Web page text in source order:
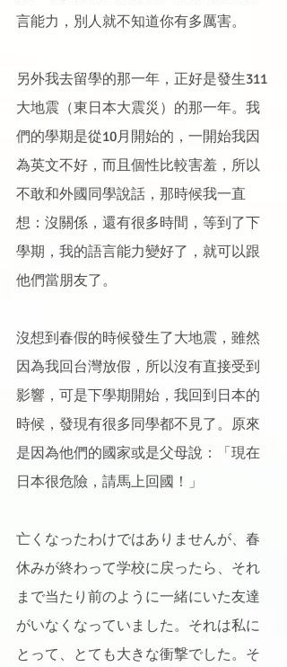
言能力，別人就不知道你有多厲害。
另外我去留學的那一年，正好是發生311
大地震（東日本大震災）的那一年。我
們的學期是從10月開始的，一開始我因
為英文不好，而且個性比較害羞，所以
不敢和外國同學說話，那時候我一直
想：沒關係，還有很多時間，等到了下
學期，我的語言能力變好了，就可以跟
他們當朋友了。
沒想到春假的時候發生了大地震，雖然
因為我回台灣放假，所以沒有直接受到
影響，可是下學期開始，我回到日本的
時候，發現有很多同學都不見了。原來
是因為他們的國家或是父母說：「現在
日本很危險，請馬上回國！」
亡くなったわけではありませんが、春
休みが終わって学校に戻ったら、それ
まで当たり前のように一緒にいた友達
がいなくなっていました。それは私に
とって、とても大きな衝撃でした。そ